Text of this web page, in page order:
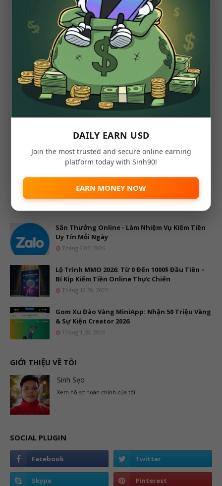
DAILY EARN USD
Join the most trusted and secure online earning
platform today with Sinh90!
EARN MONEY NOW
Săn Thưởng Online - Làm Nhiệm Vụ Kiếm Tiền
Uy Tín Mỗi Ngày
Tháng 2 07, 2026
Lộ Trình MMO 2026: Từ 0 Đến 1000$ Đầu Tiên –
Bí Kíp Kiếm Tiền Online Thực Chiến
Tháng 12 28, 2025
Gom Xu Đào Vàng MiniApp: Nhận 50 Triệu Vàng
& Sự Kiện Creator 2026
Tháng 1 28, 2026
GIỚI THIỆU VỀ TÔI
Sinh Sẹo
Xem hồ sơ hoàn chỉnh của tôi
SOCIAL PLUGIN